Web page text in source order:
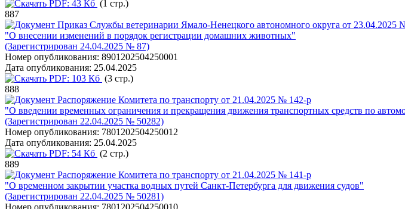
PDF: 43 Кб (1 стр.)
887
Приказ Службы ветеринарии Ямало-Ненецкого автономного округа от 23.04.2025
"О внесении изменений в порядок регистрации домашних животных"
(Зарегистрирован 24.04.2025 № 87)
Номер опубликования: 8901202504250001
Дата опубликования: 25.04.2025
PDF: 103 Кб (3 стр.)
888
Распоряжение Комитета по транспорту от 21.04.2025 № 142-р
"О введении временных ограничения и прекращения движения транспортных средств по
(Зарегистрирован 22.04.2025 № 50282)
Номер опубликования: 7801202504250012
Дата опубликования: 25.04.2025
PDF: 54 Кб (2 стр.)
889
Распоряжение Комитета по транспорту от 21.04.2025 № 141-р
"О временном закрытии участка водных путей Санкт-Петербурга для движения судов"
(Зарегистрирован 22.04.2025 № 50281)
Номер опубликования: 7801202504250010